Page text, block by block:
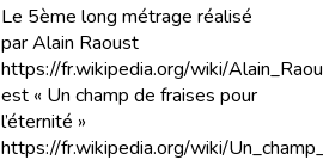
Le 5ème long métrage réalisé
par Alain Raoust
https://fr.wikipedia.org/wiki/
est « Un champ de fraises pour
l’éternité »
https://fr.wikipedia.org/wiki/